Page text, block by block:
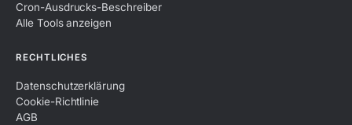
Cron-Ausdrucks-Beschreiber
Alle Tools anzeigen
RECHTLICHES
Datenschutzerklärung
Cookie-Richtlinie
AGB